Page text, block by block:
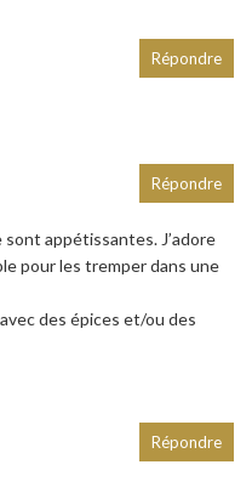
Répondre
appétissantes. J’adore
pour les tremper dans une
des épices et/ou des
Répondre
Répondre